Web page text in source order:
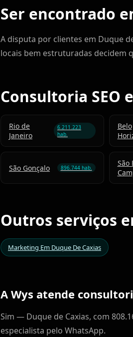
Ser encontrado
A disputa por clientes em Duque
locais bem estruturadas decidem
Consultoria SEO
Rio de
Janeiro
6.211.223
hab.
Belo
São Gonçalo 896.744 hab.
São
Outros serviços
Marketing Em Duque De Caxias
A Wys atende
Sim — Duque de Caxias, com
especialista pelo WhatsApp.